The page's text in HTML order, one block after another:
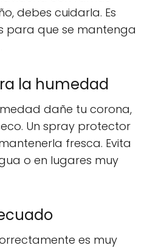
debes cuidarla. Es
para que se mantenga
la humedad
dañe tu corona,
Un spray protector
fresca. Evita
o en lugares muy
es muy